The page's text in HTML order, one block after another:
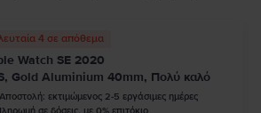
4 σε απόθεμα
Watch SE 2020
Gold Aluminium 40mm, Πολύ καλό
Αποστολή: εκτιμώμενος 2-5 εργάσιμες ημέρες